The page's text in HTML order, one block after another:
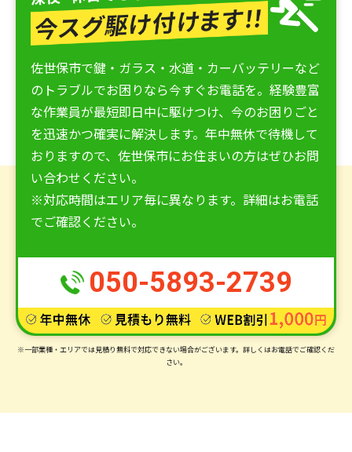
佐世保市で鍵・ガラス・水道・カーバッテリーなど
のトラブルでお困りなら今すぐお電話を。経験豊富
な作業員が最短即日中に駆けつけ、今のお困りごと
を迅速かつ確実に解決します。年中無休で待機して
おりますので、佐世保市にお住まいの方はぜひお問
い合わせください。
※対応時間はエリア毎に異なります。詳細はお電話
でご確認ください。
050-5893-2739
※一部業種・エリアでは見積り無料で対応できない場合がございます。 詳しくはお電話でご確認くだ
さい。